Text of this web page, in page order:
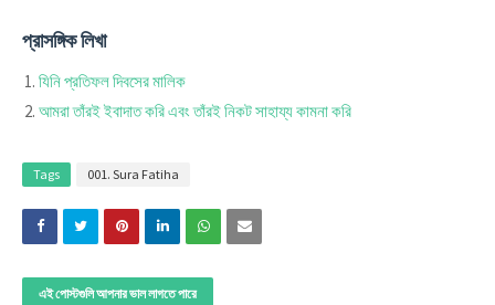
প্রাসঙ্গিক লিখা
যিনি প্রতিফল দিবসের মালিক
আমরা তাঁরই ইবাদাত করি এবং তাঁরই নিকট সাহায্য কামনা করি
Tags 001. Sura Fatiha
এই পোস্টগুলি আপনার ভাল লাগতে পারে